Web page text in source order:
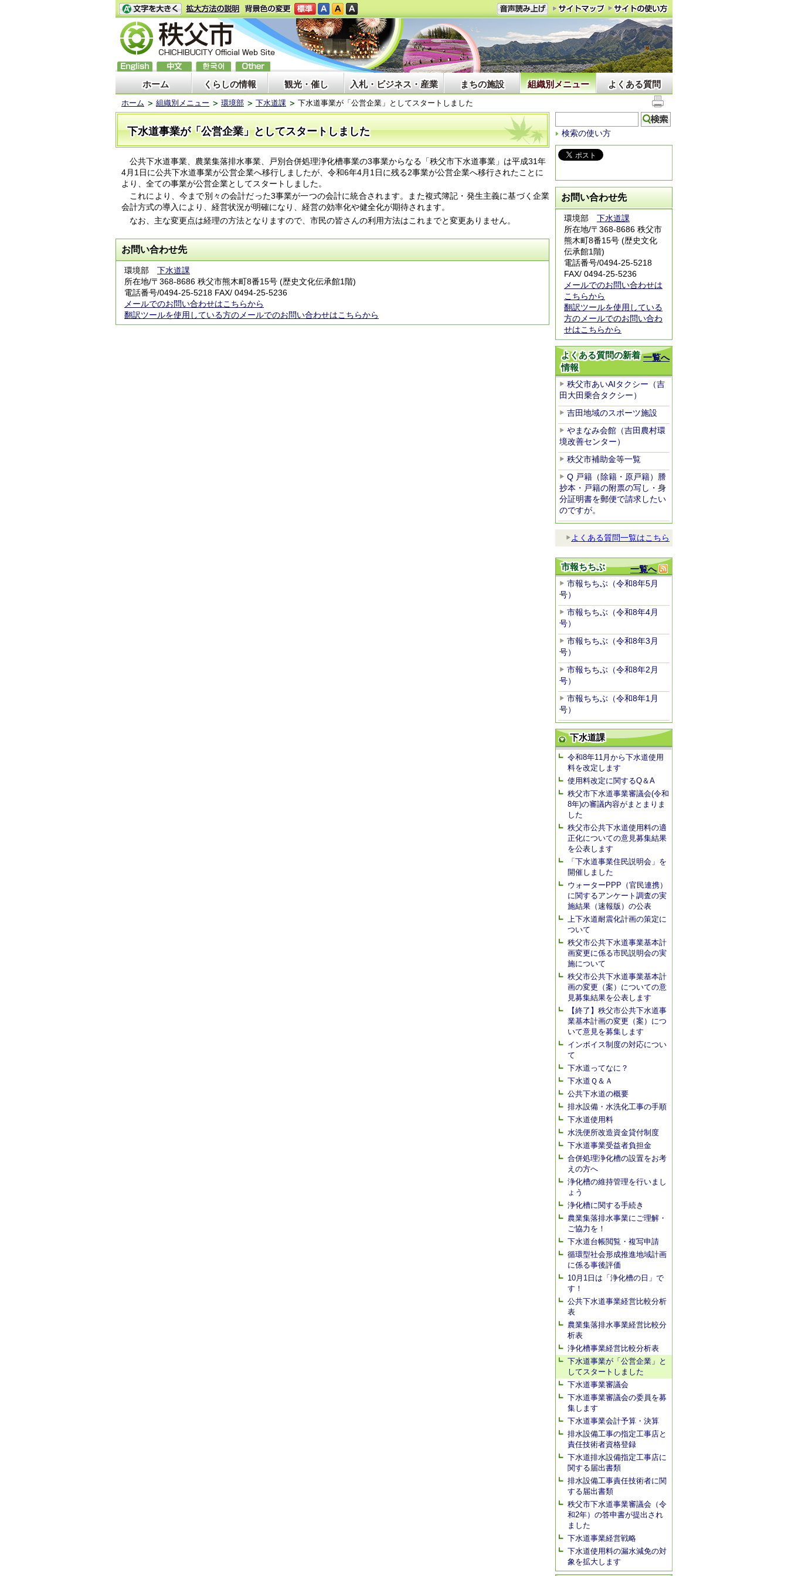
ホーム くらしの情報 観光・催し 入札・ビジネス・産業 まちの施設 組織別メニュー よくある質問
ホーム 組織別メニュー 環境部 下水道課 下水道事業が「公営企業」としてスタートしました
下水道事業が「公営企業」としてスタートしました
公共下水道事業、農業集落排水事業、戸別合併処理浄化槽事業の3事業からなる「秩父市下水道事業」は平成31年
4月1日に公共下水道事業が公営企業へ移行しましたが、令和6年4月1日に残る2事業が公営企業へ移行されたことに
より、全ての事業が公営企業としてスタートしました。
これにより、今まで別々の会計だった3事業が一つの会計に統合されます。また複式簿記・発生主義に基づく企業
会計方式の導入により、経営状況が明確になり、経営の効率化や健全化が期待されます。
なお、主な変更点は経理の方法となりますので、市民の皆さんの利用方法はこれまでと変更ありません。
お問い合わせ先
環境部 下水道課
所在地/〒368-8686 秩父市熊木町8番15号 (歴史文化伝承館1階)
電話番号/0494-25-5218 FAX/ 0494-25-5236
メールでのお問い合わせはこちらから
翻訳ツールを使用している方のメールでのお問い合わせはこちらから
検索の使い方
お問い合わせ先
環境部 下水道課
所在地/〒368-8686 秩父市
熊木町8番15号 (歴史文化
伝承館1階)
電話番号/0494-25-5218
FAX/ 0494-25-5236
メールでのお問い合わせは
こちらから
翻訳ツールを使用している
方のメールでのお問い合わ
せはこちらから
一覧へ
よくある質問の新着
情報
秩父市あいAIタクシー（吉
田大田乗合タクシー）
吉田地域のスポーツ施設
やまなみ会館（吉田農村環
境改善センター）
秩父市補助金等一覧
Q 戸籍（除籍・原戸籍）謄
抄本・戸籍の附票の写し・身
分証明書を郵便で請求したい
のですが。
よくある質問一覧はこちら
一覧へ
市報ちちぶ
市報ちちぶ（令和8年5月
号）
市報ちちぶ（令和8年4月
号）
市報ちちぶ（令和8年3月
号）
市報ちちぶ（令和8年2月
号）
市報ちちぶ（令和8年1月
号）
下水道課
令和8年11月から下水道使用
料を改定します
使用料改定に関するQ＆A
秩父市下水道事業審議会(令和
8年)の審議内容がまとまりま
した
秩父市公共下水道使用料の適
正化についての意見募集結果
を公表します
「下水道事業住民説明会」を
開催しました
ウォーターPPP（官民連携）
に関するアンケート調査の実
施結果（速報版）の公表
上下水道耐震化計画の策定に
ついて
秩父市公共下水道事業基本計
画変更に係る市民説明会の実
施について
秩父市公共下水道事業基本計
画の変更（案）についての意
見募集結果を公表します
【終了】秩父市公共下水道事
業基本計画の変更（案）につ
いて意見を募集します
インボイス制度の対応につい
て
下水道ってなに？
下水道Ｑ＆Ａ
公共下水道の概要
排水設備・水洗化工事の手順
下水道使用料
水洗便所改造資金貸付制度
下水道事業受益者負担金
合併処理浄化槽の設置をお考
えの方へ
浄化槽の維持管理を行いまし
ょう
浄化槽に関する手続き
農業集落排水事業にご理解・
ご協力を！
下水道台帳閲覧・複写申請
循環型社会形成推進地域計画
に係る事後評価
10月1日は「浄化槽の日」で
す！
公共下水道事業経営比較分析
表
農業集落排水事業経営比較分
析表
浄化槽事業経営比較分析表
下水道事業が「公営企業」と
してスタートしました
下水道事業審議会
下水道事業審議会の委員を募
集します
下水道事業会計予算・決算
排水設備工事の指定工事店と
責任技術者資格登録
下水道排水設備指定工事店に
関する届出書類
排水設備工事責任技術者に関
する届出書類
秩父市下水道事業審議会（令
和2年）の答申書が提出され
ました
下水道事業経営戦略
下水道使用料の漏水減免の対
象を拡大します